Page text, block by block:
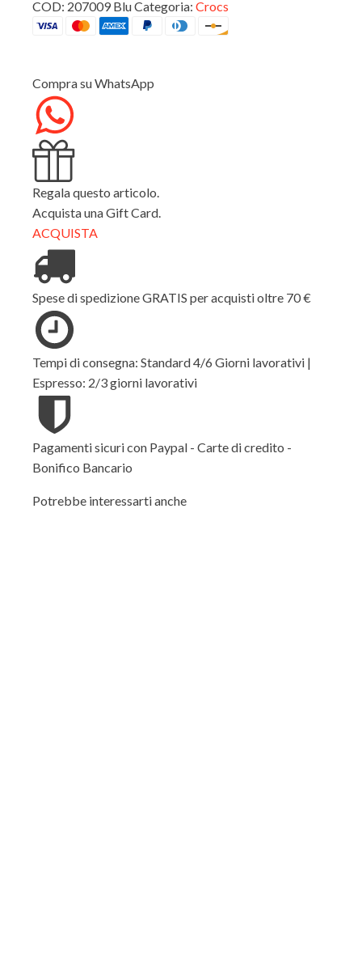
207009
Blu
COD: 207009 BluCategoria: Crocs
Compra su WhatsApp
Regala questo articolo.
Acquista una Gift Card.
ACQUISTA
Spese di spedizione GRATIS per acquisti oltre 70 €
Tempi di consegna: Standard 4/6 Giorni lavorativi |
Espresso: 2/3 giorni lavorativi
Pagamenti sicuri con Paypal - Carte di credito -
Bonifico Bancario
Potrebbe interessarti anche